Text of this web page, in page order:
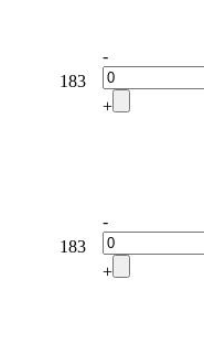
183
-
+
183
-
+